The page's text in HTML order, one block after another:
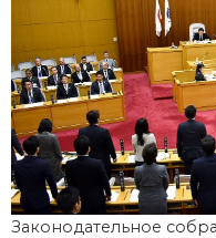
Законодательное